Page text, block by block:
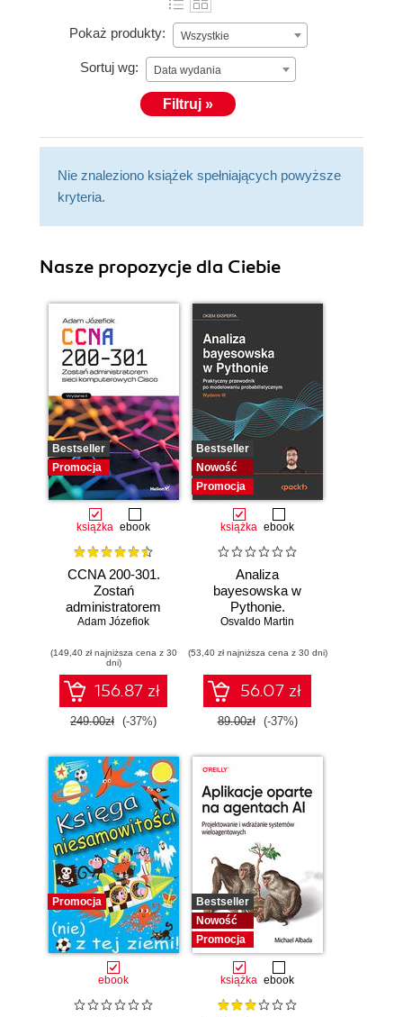
Pokaż produkty: Wszystkie
Sortuj wg: Data wydania
Filtruj »
Nie znaleziono książek spełniających powyższe
kryteria.
Nasze propozycje dla Ciebie
Bestseller
Promocja
książka ebook
CCNA 200-301.
Zostań
administratorem
sieci
Cisco. Wydanie II
Adam Józefiok
(149,40 zł najniższa cena z 30
dni)
156.87 zł
249.00zł (-37%)
Bestseller
Nowość
Promocja
książka ebook
Analiza
bayesowska w
Pythonie.
Praktyczny
modelowaniu
probabilistycznym.
Wydanie III
Osvaldo Martin
(53,40 zł najniższa cena z 30 dni)
56.07 zł
89.00zł (-37%)
Promocja
ebook
Bestseller
Nowość
Promocja
książka ebook